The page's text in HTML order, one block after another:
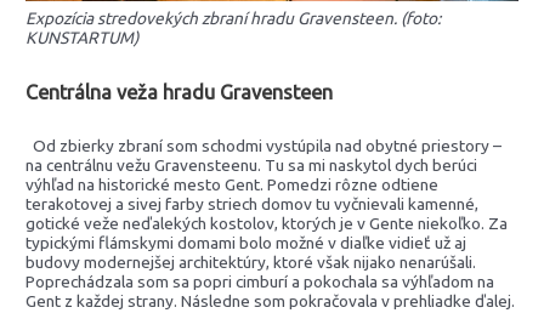
Expozícia stredovekých zbraní hradu Gravensteen. (foto:
KUNSTARTUM)
Centrálna veža hradu Gravensteen
Od zbierky zbraní som schodmi vystúpila nad obytné priestory –
na centrálnu vežu Gravensteenu. Tu sa mi naskytol dych berúci
výhľad na historické mesto Gent. Pomedzi rôzne odtiene
terakotovej a sivej farby striech domov tu vyčnievali kamenné,
gotické veže neďalekých kostolov, ktorých je v Gente niekoľko. Za
typickými flámskymi domami bolo možné v diaľke vidieť už aj
budovy modernejšej architektúry, ktoré však nijako nenarúšali.
Poprechádzala som sa popri cimburí a pokochala sa výhľadom na
Gent z každej strany. Následne som pokračovala v prehliadke ďalej.